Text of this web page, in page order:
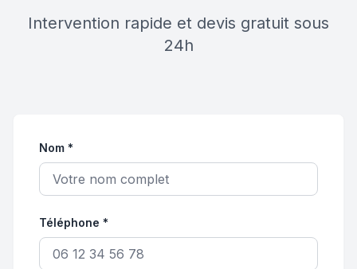
Intervention rapide et devis gratuit sous
24h
Nom *
Téléphone *